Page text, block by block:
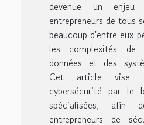
devenue un
entrepreneurs de tous
beaucoup d'entre eux
les complexités
données et des
Cet article vise
cybersécurité par le
spécialisées, afin
entrepreneurs de